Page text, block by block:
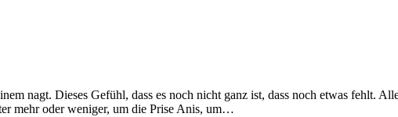
nagt. Dieses Gefühl, dass es noch nicht ganz ist, dass noch etwas fehlt.
mehr oder weniger, um die Prise Anis, um…